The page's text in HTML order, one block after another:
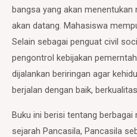
bangsa yang akan
akan datang. Mahasiswa
Selain sebagai penguat civil
pengontrol kebijakan
dijalankan beriringan agar
berjalan dengan baik,
Buku ini berisi tentang
sejarah Pancasila, Pancasila